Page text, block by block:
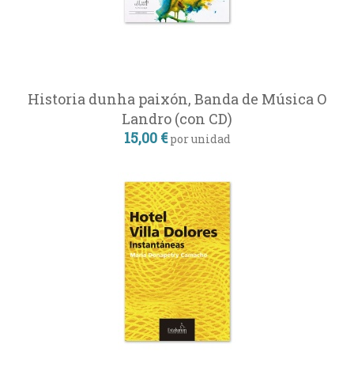
Historia dunha paixón, Banda de Música O
Landro (con CD)
15,00 € por unidad